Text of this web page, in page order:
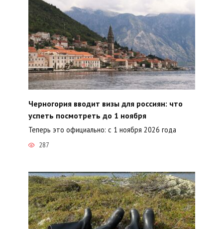
Черногория вводит визы для россиян: что
успеть посмотреть до 1 ноября
Теперь это официально: с 1 ноября 2026 года
287